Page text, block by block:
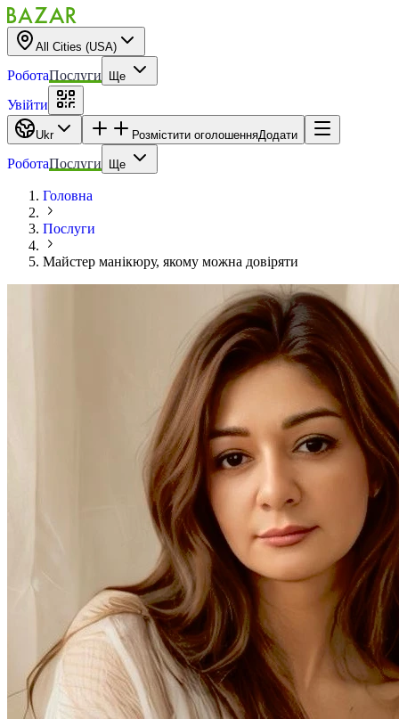
All Cities (USA)
РоботаПослуги Ще
Увійти
Ukr Розмістити оголошенняДодати
РоботаПослуги Ще
Головна
Послуги
Майстер манікюру, якому можна довіряти